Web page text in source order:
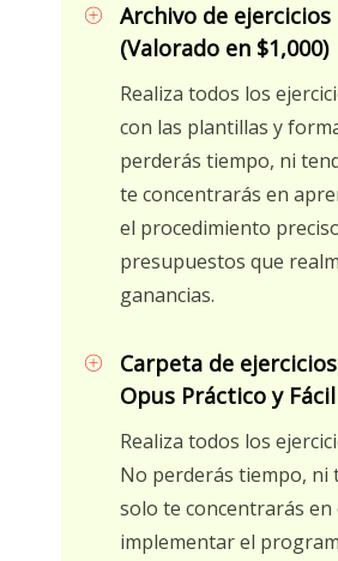
Archivo de
(Valorado en $1,000)
Realiza todos los
con las plantillas y
perderás tiempo, ni
te concentrarás en
el procedimiento
presupuestos que
ganancias.
Carpeta de
Opus Práctico y Fácil
Realiza todos los
No perderás tiempo, ni
solo te concentrarás
implementar el